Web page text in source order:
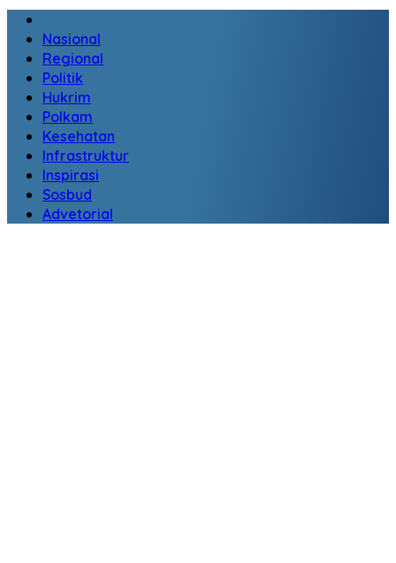
Nasional
Regional
Politik
Hukrim
Polkam
Kesehatan
Infrastruktur
Inspirasi
Sosbud
Advetorial